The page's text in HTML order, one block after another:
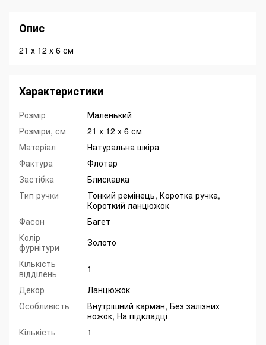
Опис
21 х 12 х 6 см
Характеристики
Розмір
Маленький
Розміри, см
21 х 12 х 6 см
Матеріал
Натуральна шкіра
Фактура
Флотар
Застібка
Блискавка
Тип ручки
Тонкий ремінець, Коротка ручка,
Короткий ланцюжок
Фасон
Багет
Колір
фурнітури
Золото
Кількість
відділень
1
Декор
Ланцюжок
Особливість
Внутрішний карман, Без залізних
ножок, На підкладці
Кількість
1